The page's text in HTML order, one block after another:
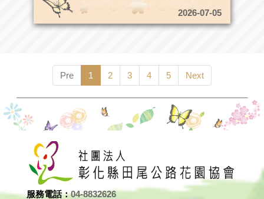
2026-07-05
Pre 1 2 3 4 5 Next
服務電話：04-8832626